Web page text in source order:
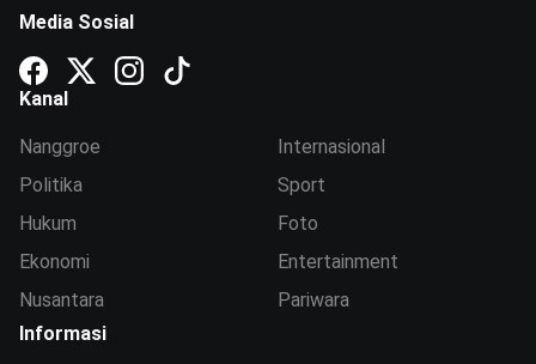
Media Sosial
Kanal
Nanggroe
Politika
Hukum
Ekonomi
Nusantara
Internasional
Sport
Foto
Entertainment
Pariwara
Informasi